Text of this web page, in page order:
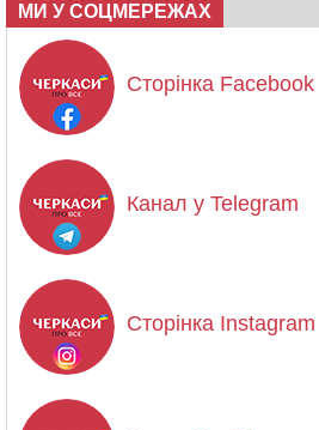
МИ У СОЦМЕРЕЖАХ
Сторінка Facebook
Канал у Telegram
Сторінка Instagram